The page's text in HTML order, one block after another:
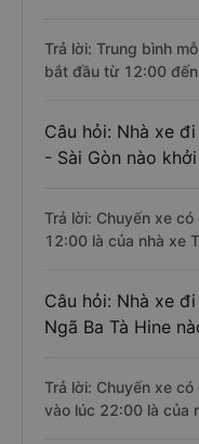
Trả lời: Trung bình
bắt đầu từ 12:00
Câu hỏi: Nhà xe
- Sài Gòn nào
Trả lời: Chuyến xe
12:00 là của nhà xe
Câu hỏi: Nhà xe
Ngã Ba Tà Hine
Trả lời: Chuyến xe
vào lúc 22:00 là của